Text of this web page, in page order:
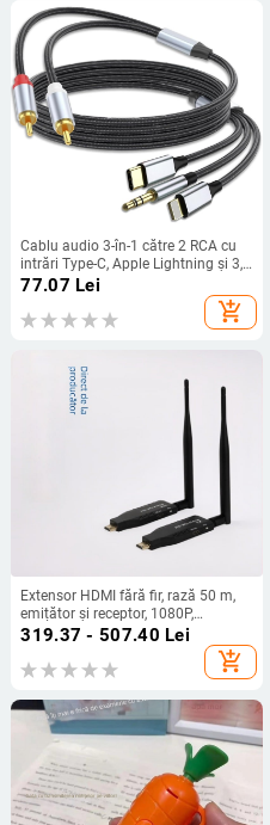
Cablu audio 3-în-1 către 2 RCA cu
intrări Type-C, Apple Lightning și 3,5
mm, 2× RCA ieșiri, conductoare din
cupru fără oxigen, cupru placat cu
staniu, ROHS
77.07 Lei
add_shopping_cart
Extensor HDMI fără fir, rază 50 m,
emițător și receptor, 1080P,
conectori placate cu aur
319.37 - 507.40 Lei
add_shopping_cart